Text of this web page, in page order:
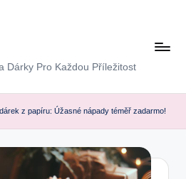
Dárky Pro Každou Příležitost
z papíru: Úžasné nápady téměř zadarmo!